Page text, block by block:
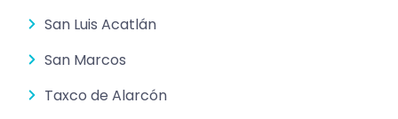
San Luis Acatlán
San Marcos
Taxco de Alarcón